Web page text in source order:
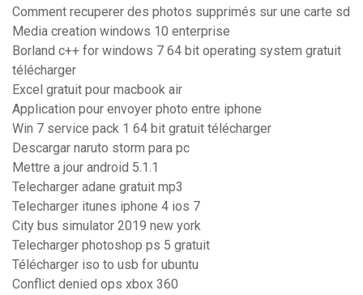
Comment recuperer des photos supprimés sur une carte sd
Media creation windows 10 enterprise
Borland c++ for windows 7 64 bit operating system gratuit
télécharger
Excel gratuit pour macbook air
Application pour envoyer photo entre iphone
Win 7 service pack 1 64 bit gratuit télécharger
Descargar naruto storm para pc
Mettre a jour android 5.1.1
Telecharger adane gratuit mp3
Telecharger itunes iphone 4 ios 7
City bus simulator 2019 new york
Telecharger photoshop ps 5 gratuit
Télécharger iso to usb for ubuntu
Conflict denied ops xbox 360